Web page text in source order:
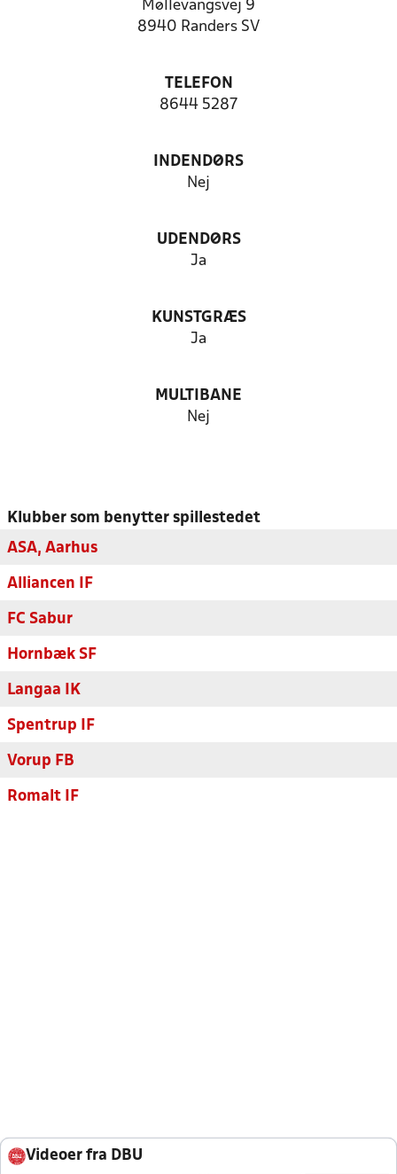
Møllevangsvej 9
8940 Randers SV
TELEFON
8644 5287
INDENDØRS
Nej
UDENDØRS
Ja
KUNSTGRÆS
Ja
MULTIBANE
Nej
Klubber som benytter spillestedet
ASA, Aarhus
Alliancen IF
FC Sabur
Hornbæk SF
Langaa IK
Spentrup IF
Vorup FB
Romalt IF
Videoer fra DBU